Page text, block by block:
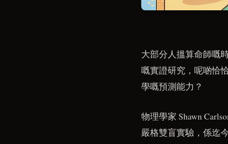
大部分人搵算命師嘅
嘅實證研究，呢啲恰
學嘅預測能力？
物理學家 Shawn
嚴格雙盲實驗，係迄